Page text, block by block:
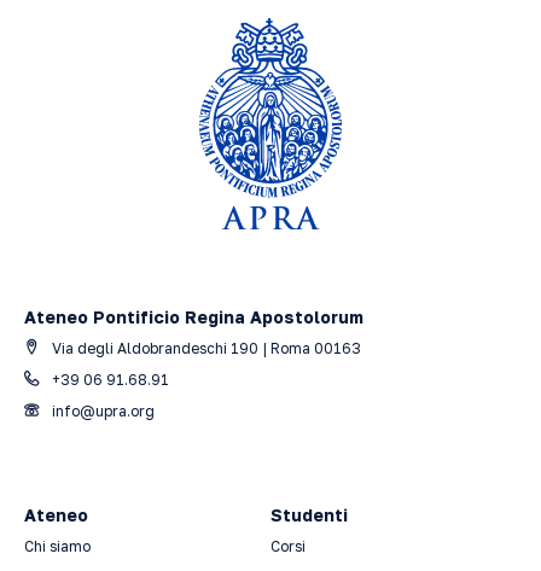
Ateneo Pontificio Regina Apostolorum
Via degli Aldobrandeschi 190 | Roma 00163
+39 06 91.68.91
info@upra.org
Ateneo
Chi siamo
Studenti
Corsi